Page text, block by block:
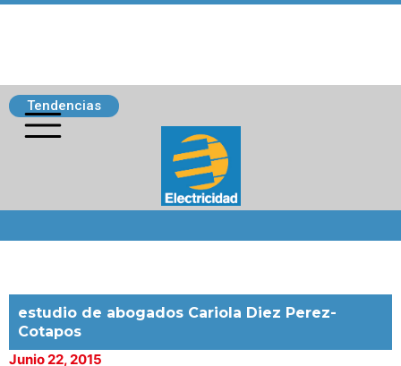
Tendencias
estudio de abogados Cariola Diez Perez-
Cotapos
Junio 22, 2015